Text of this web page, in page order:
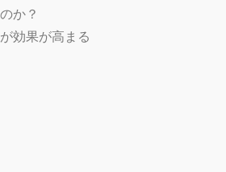
か？
効果が高まる